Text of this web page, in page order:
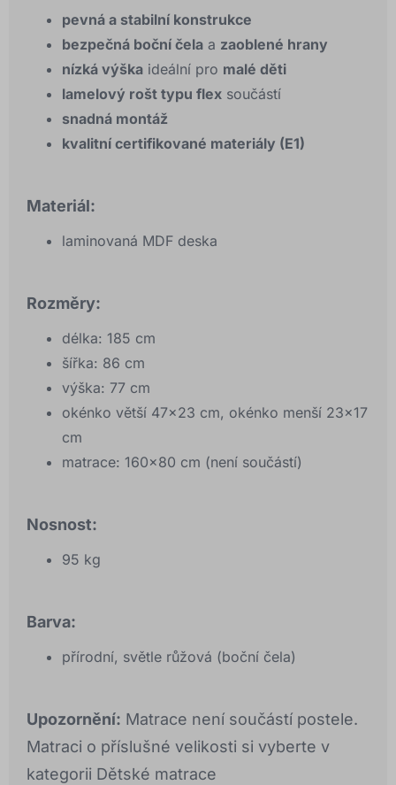
pevná a stabilní konstrukce
bezpečná boční čela a zaoblené hrany
nízká výška ideální pro malé děti
lamelový rošt typu flex součástí
snadná montáž
kvalitní certifikované materiály (E1)
Materiál:
laminovaná MDF deska
Rozměry:
délka: 185 cm
šířka: 86 cm
výška: 77 cm
okénko větší 47x23 cm, okénko menší 23x17
cm
matrace: 160x80 cm (není součástí)
Nosnost:
95 kg
Barva:
přírodní, světle růžová (boční čela)
Upozornění: Matrace není součástí postele.
Matraci o příslušné velikosti si vyberte v
kategorii Dětské matrace